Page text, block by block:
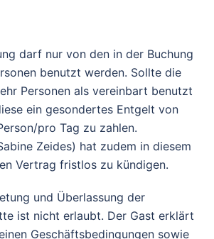
darf nur von den in der Buchung
benutzt werden. Sollte die
Personen als vereinbart benutzt
ein gesondertes Entgelt von
pro Tag zu zahlen.
Zeides) hat zudem in diesem
Vertrag fristlos zu kündigen.
und Überlassung der
ist nicht erlaubt. Der Gast erklärt
Geschäftsbedingungen sowie